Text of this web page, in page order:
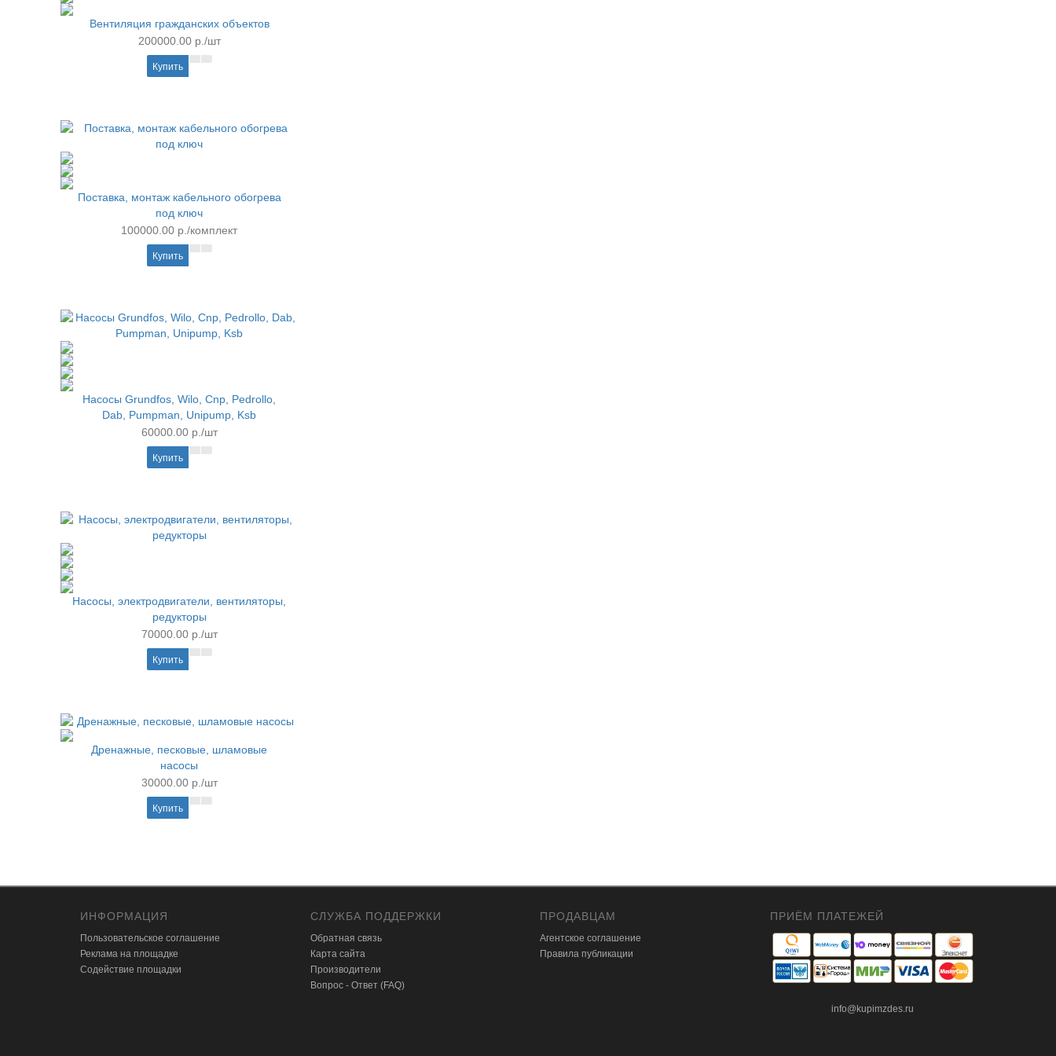
Вентиляция гражданских объектов
200000.00 р./шт
Купить
Поставка, монтаж кабельного обогрева
под ключ
100000.00 р./комплект
Купить
Насосы Grundfos, Wilo, Cnp, Pedrollo,
Dab, Pumpman, Unipump, Ksb
60000.00 р./шт
Купить
Насосы, электродвигатели, вентиляторы,
редукторы
70000.00 р./шт
Купить
Дренажные, песковые, шламовые
насосы
30000.00 р./шт
Купить
ИНФОРМАЦИЯ
Пользовательское соглашение
Реклама на площадке
Содействие площадки
СЛУЖБА ПОДДЕРЖКИ
Обратная связь
Карта сайта
Производители
Вопрос - Ответ (FAQ)
ПРОДАВЦАМ
Агентское соглашение
Правила публикации
ПРИЁМ ПЛАТЕЖЕЙ
info@kupimzdes.ru